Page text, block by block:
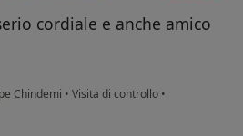
cordiale e anche amico
Chindemi • Visita di controllo •